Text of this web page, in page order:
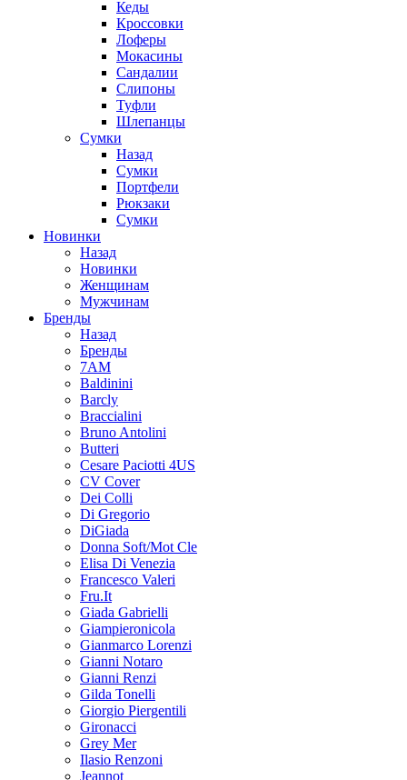
Кеды
Кроссовки
Лоферы
Мокасины
Сандалии
Слипоны
Туфли
Шлепанцы
Сумки
Назад
Сумки
Портфели
Рюкзаки
Сумки
Новинки
Назад
Новинки
Женщинам
Мужчинам
Бренды
Назад
Бренды
7AM
Baldinini
Barcly
Braccialini
Bruno Antolini
Butteri
Cesare Paciotti 4US
CV Cover
Dei Colli
Di Gregorio
DiGiada
Donna Soft/Mot Cle
Elisa Di Venezia
Francesco Valeri
Fru.It
Giada Gabrielli
Giampieronicola
Gianmarco Lorenzi
Gianni Notaro
Gianni Renzi
Gilda Tonelli
Giorgio Piergentili
Gironacci
Grey Mer
Ilasio Renzoni
Jeannot